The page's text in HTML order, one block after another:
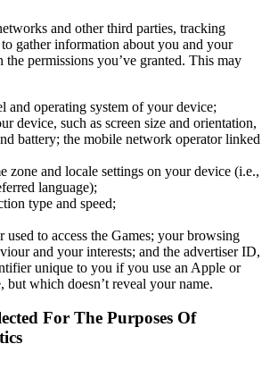
and other third parties, tracking
gather information about you and your
the permissions you’ve granted. This may
and operating system of your device;
device, such as screen size and orientation,
battery; the mobile network operator linked
zone and locale settings on your device (i.e.,
language);
type and speed;
used to access the Games; your browsing
and your interests; and the advertiser ID,
unique to you if you use an Apple or
but which doesn’t reveal your name.
For The Purposes Of